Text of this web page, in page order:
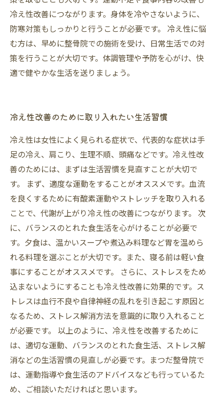
冷え性改善につながります。身体を冷やさないように、
防寒対策もしっかりと行うことが必要です。 冷え性に悩
む方は、早めに整骨院での施術を受け、日常生活での対
策を行うことが大切です。体調管理や予防を心がけ、快
適で健やかな生活を送りましょう。
冷え性改善のために取り入れたい生活習慣
冷え性は女性によく見られる症状で、代表的な症状は手
足の冷え、肩こり、生理不順、頭痛などです。冷え性改
善のためには、まずは生活習慣を見直すことが大切で
す。 まず、適度な運動をすることがオススメです。血流
を良くするために有酸素運動やストレッチを取り入れる
ことで、代謝が上がり冷え性の改善につながります。 次
に、バランスのとれた食生活を心がけることが必要で
す。夕食は、温かいスープや煮込み料理など胃を温めら
れる料理を選ぶことが大切です。また、寝る前は軽い食
事にすることがオススメです。 さらに、ストレスをため
込まないようにすることも冷え性改善に効果的です。ス
トレスは血行不良や自律神経の乱れを引き起こす原因と
なるため、ストレス解消方法を意識的に取り入れること
が必要です。 以上のように、冷え性を改善するために
は、適切な運動、バランスのとれた食生活、ストレス解
消などの生活習慣の見直しが必要です。まつだ整骨院で
は、運動指導や食生活のアドバイスなども行っているた
め、ご相談いただければと思います。